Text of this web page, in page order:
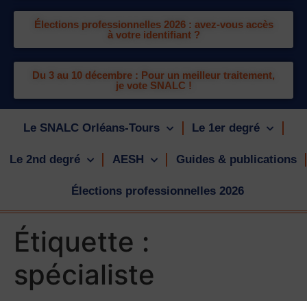
Élections professionnelles 2026 : avez-vous accès
à votre identifiant ?
Du 3 au 10 décembre : Pour un meilleur traitement,
je vote SNALC !
Le SNALC Orléans-Tours Le 1er degré
Le 2nd degré AESH Guides & publications
Élections professionnelles 2026
Étiquette :
spécialiste